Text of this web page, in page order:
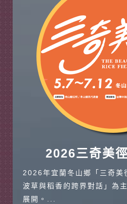
2026三奇美
2026年宜蘭冬山鄉「三奇美
波草與稻香的跨界對話」為
展開。...